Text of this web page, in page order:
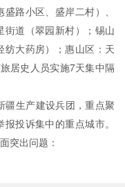
路小区、盛岸二村）、
街道（翠园新村）；锡山
纺大药房）；惠山区：天
居史人员实施7天集中隔
产建设兵团，重点聚
投诉集中的重点城市。
突出问题：